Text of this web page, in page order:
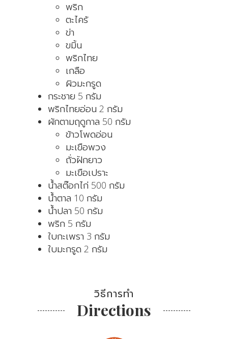
พริก
ตะไคร้
ข่า
ขมิ้น
พริกไทย
เกลือ
ผิวมะกรูด
กระชาย 5 กรัม
พริกไทยอ่อน 2 กรัม
ผักตามฤดูกาล 50 กรัม
ข้าวโพดอ่อน
มะเขือพวง
ถั่วฝักยาว
มะเขือเปราะ
น้ำสต๊อกไก่ 500 กรัม
น้ำตาล 10 กรัม
น้ำปลา 50 กรัม
พริก 5 กรัม
ใบกะเพรา 3 กรัม
ใบมะกรูด 2 กรัม
วิธีการทำ
Directions